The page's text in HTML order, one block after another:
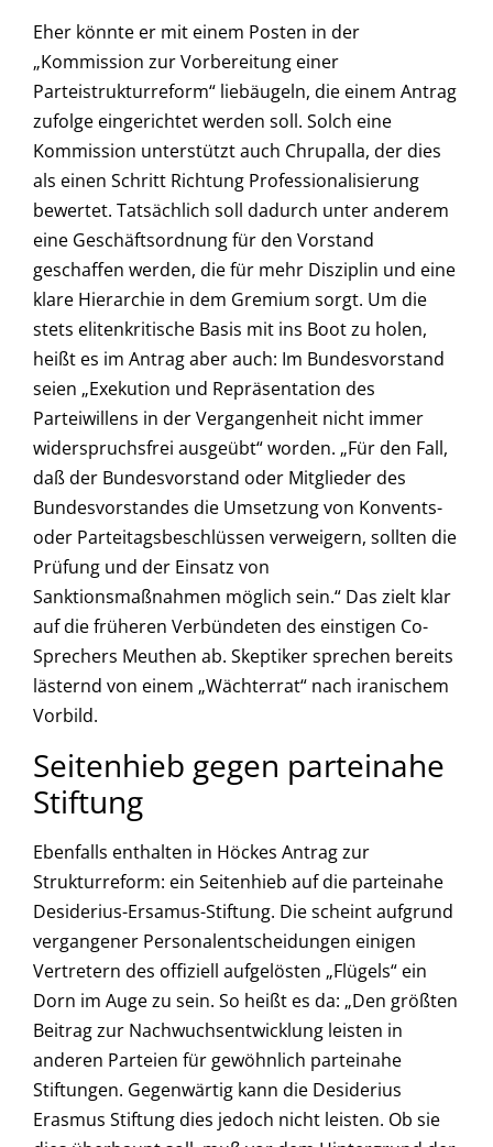
Eher könnte er mit einem Posten in der
„Kommission zur Vorbereitung einer
Parteistrukturreform“ liebäugeln, die einem Antrag
zufolge eingerichtet werden soll. Solch eine
Kommission unterstützt auch Chrupalla, der dies
als einen Schritt Richtung Professionalisierung
bewertet. Tatsächlich soll dadurch unter anderem
eine Geschäftsordnung für den Vorstand
geschaffen werden, die für mehr Disziplin und eine
klare Hierarchie in dem Gremium sorgt. Um die
stets elitenkritische Basis mit ins Boot zu holen,
heißt es im Antrag aber auch: Im Bundesvorstand
seien „Exekution und Repräsentation des
Parteiwillens in der Vergangenheit nicht immer
widerspruchsfrei ausgeübt“ worden. „Für den Fall,
daß der Bundesvorstand oder Mitglieder des
Bundesvorstandes die Umsetzung von Konvents-
oder Parteitagsbeschlüssen verweigern, sollten die
Prüfung und der Einsatz von
Sanktionsmaßnahmen möglich sein.“ Das zielt klar
auf die früheren Verbündeten des einstigen Co-
Sprechers Meuthen ab. Skeptiker sprechen bereits
lästernd von einem „Wächterrat“ nach iranischem
Vorbild.
Seitenhieb gegen parteinahe
Stiftung
Ebenfalls enthalten in Höckes Antrag zur
Strukturreform: ein Seitenhieb auf die parteinahe
Desiderius-Ersamus-Stiftung. Die scheint aufgrund
vergangener Personalentscheidungen einigen
Vertretern des offiziell aufgelösten „Flügels“ ein
Dorn im Auge zu sein. So heißt es da: „Den größten
Beitrag zur Nachwuchsentwicklung leisten in
anderen Parteien für gewöhnlich parteinahe
Stiftungen. Gegenwärtig kann die Desiderius
Erasmus Stiftung dies jedoch nicht leisten. Ob sie